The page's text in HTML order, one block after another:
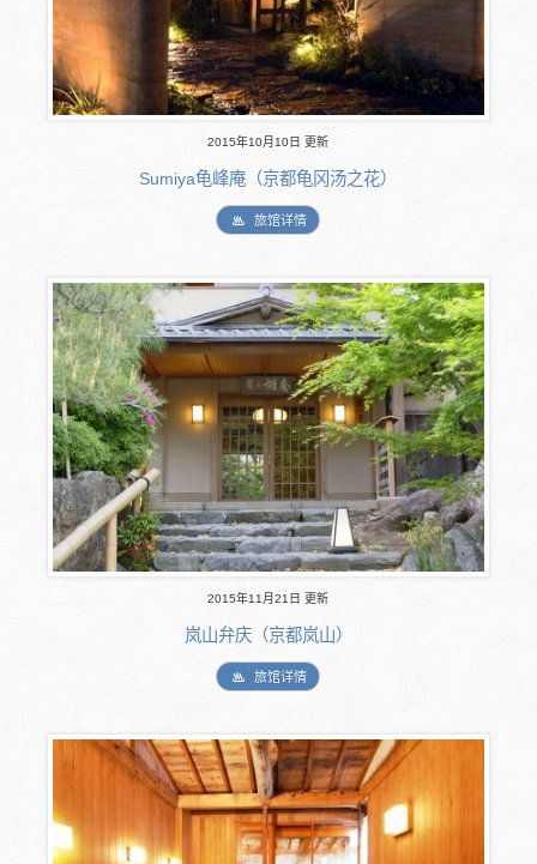
2015年10月10日 更新
Sumiya龟峰庵（京都龟冈汤之花）
旅馆详情
2015年11月21日 更新
岚山弁庆（京都岚山）
旅馆详情